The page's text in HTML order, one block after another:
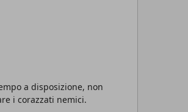
a disposizione, non
i corazzati nemici.